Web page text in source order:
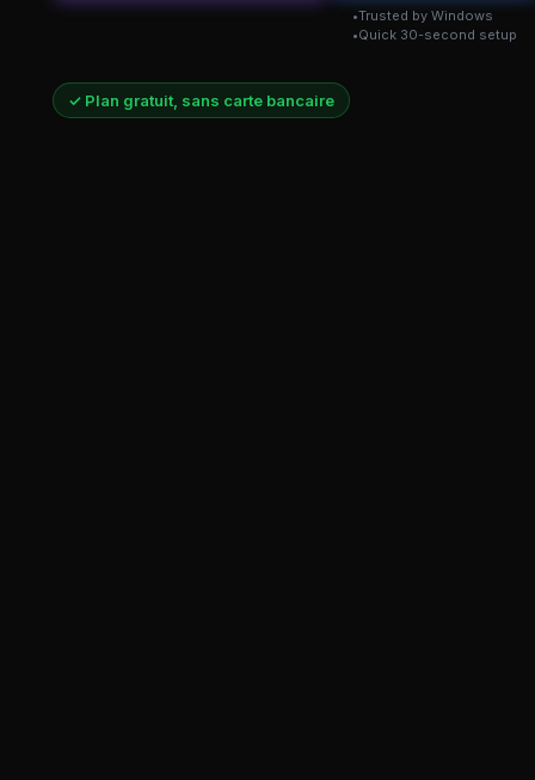
Trusted by Windows
Quick 30-second setup
✓ Plan gratuit, sans carte bancaire